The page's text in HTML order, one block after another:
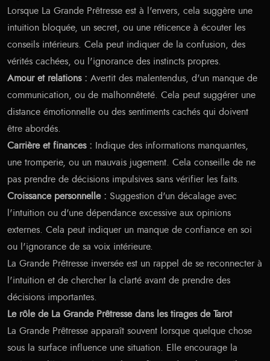
Lorsque La Grande Prêtresse est à l'envers, cela suggère une
intuition bloquée, un secret, ou une réticence à écouter les
conseils intérieurs. Cela peut indiquer de la confusion, des
vérités cachées, ou l'ignorance des instincts propres.
Amour et relations : Avertit des malentendus, d'un manque de
communication, ou de malhonnêteté. Cela peut suggérer une
distance émotionnelle ou des sentiments cachés qui doivent
être abordés.
Carrière et finances : Indique des informations manquantes,
une tromperie, ou un mauvais jugement. Cela conseille de ne
pas prendre de décisions impulsives sans vérifier les faits.
Croissance personnelle : Suggestion d'un décalage avec
l'intuition ou d'une dépendance excessive aux opinions
externes. Cela peut indiquer un manque de confiance en soi
ou l'ignorance de sa voix intérieure.
La Grande Prêtresse inversée est un rappel de se reconnecter à
l'intuition et de chercher la clarté avant de prendre des
décisions importantes.
Le rôle de La Grande Prêtresse dans les tirages de Tarot
La Grande Prêtresse apparaît souvent lorsque quelque chose
sous la surface influence une situation. Elle encourage la